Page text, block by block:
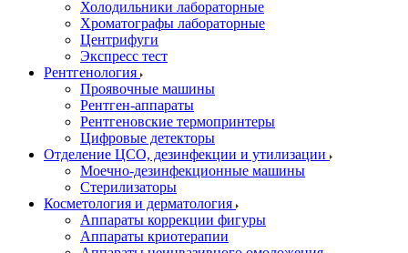
Холодильники лабораторные
Хроматографы лабораторные
Центрифуги
Экспресс тест
Рентгенология
Проявочные машины
Рентген-аппараты
Рентгеновские термопринтеры
Цифровые детекторы
Отделение ЦСО, дезинфекции и утилизации
Моечно-дезинфекционные машины
Стерилизаторы
Косметология и дерматология
Аппараты коррекции фигуры
Аппараты криотерапии